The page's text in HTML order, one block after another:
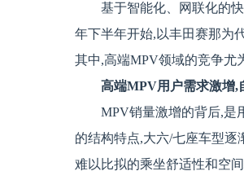
基于智能化、网联化的
年下半年开始,以丰田赛那为
其中,高端MPV领域的竞争尤
高端MPV用户需求激增,
MPV销量激增的背后,是
的结构特点,大六/七座车型
难以比拟的乘坐舒适性和空